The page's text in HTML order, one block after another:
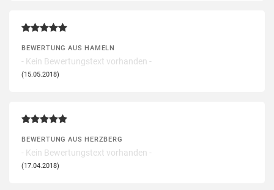
BEWERTUNG AUS HAMELN
- Kein Bewertungstext vorhanden -
(15.05.2018)
BEWERTUNG AUS HERZBERG
- Kein Bewertungstext vorhanden -
(17.04.2018)